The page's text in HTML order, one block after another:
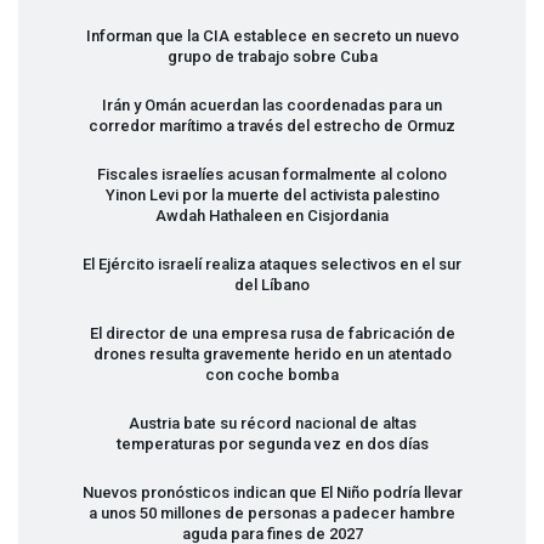
Informan que la CIAestablece en secreto un nuevo
grupo de trabajo sobre Cuba
Irán y Omán acuerdan las coordenadas para un
corredor marítimo a través del estrecho de Ormuz
Fiscales israelíes acusan formalmente al colono
Yinon Levi por la muerte del activista palestino
Awdah Hathaleen en Cisjordania
El Ejército israelí realiza ataques selectivos en el sur
del Líbano
El director de una empresa rusa de fabricación de
drones resulta gravemente herido en un atentado
con coche bomba
Austria bate su récord nacional de altas
temperaturas por segunda vez en dos días
Nuevos pronósticos indican que El Niño podría llevar
a unos 50 millones de personas a padecer hambre
aguda para fines de 2027